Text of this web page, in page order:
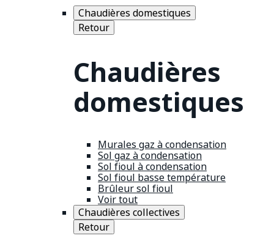
Chaudières domestiques
Retour
Chaudières
domestiques
Murales gaz à condensation
Sol gaz à condensation
Sol fioul à condensation
Sol fioul basse température
Brûleur sol fioul
Voir tout
Chaudières collectives
Retour